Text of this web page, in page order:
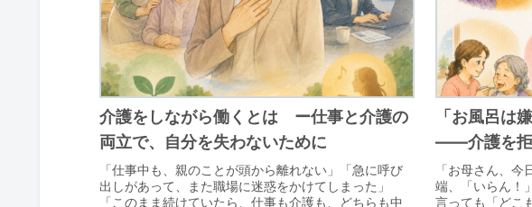
介護をしながら働くとは ー仕事と介護の
両立で、自分を失わないために
「仕事中も、親のことが頭から離れない」「急に呼び
出しがあって、また職場に迷惑をかけてしまった」
「このまま続けていたら、仕事も介護も、どちらも中
「お風呂は
――介護を拒
「お母さん、
端、「いらん！
言っても「どこ